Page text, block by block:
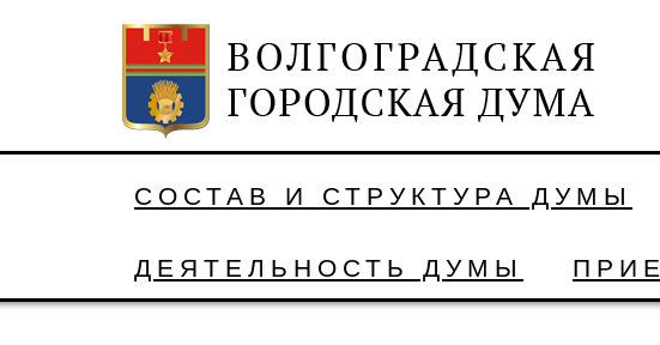
СОСТАВ И СТРУКТУРА ДУМЫ
ДЕЯТЕЛЬНОСТЬ ДУМЫ